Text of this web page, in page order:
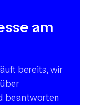
am
bereits, wir
beantworten